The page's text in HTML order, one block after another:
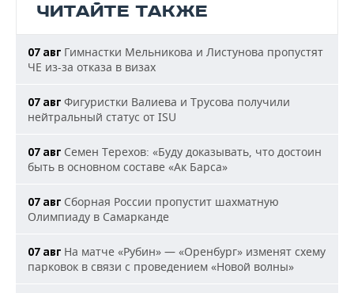
ЧИТАЙТЕ ТАКЖЕ
07 авг Гимнастки Мельникова и Листунова пропустят
ЧЕ из-за отказа в визах
07 авг Фигуристки Валиева и Трусова получили
нейтральный статус от ISU
07 авг Семен Терехов: «Буду доказывать, что достоин
быть в основном составе «Ак Барса»
07 авг Сборная России пропустит шахматную
Олимпиаду в Самарканде
07 авг На матче «Рубин» — «Оренбург» изменят схему
парковок в связи с проведением «Новой волны»